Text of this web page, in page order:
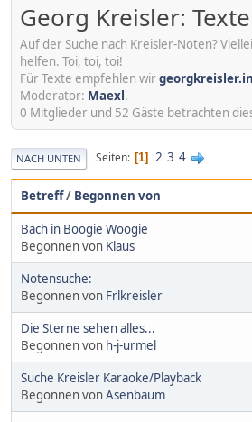
Georg Kreisler:
Auf der Suche nach Kreisler-Noten?
helfen. Toi, toi, toi!
Für Texte empfehlen wir
Moderator: Maexl.
0 Mitglieder und 52 Gäste betrachten
NACH UNTEN Seiten 1 2 3 4
Betreff/ Begonnen von
Bach in Boogie Woogie
Begonnen von Klaus
Notensuche:
Begonnen von Frlkreisler
Die Sterne sehen alles...
Begonnen von h-j-urmel
Suche Kreisler Karaoke/Playback
Begonnen vonAsenbaum